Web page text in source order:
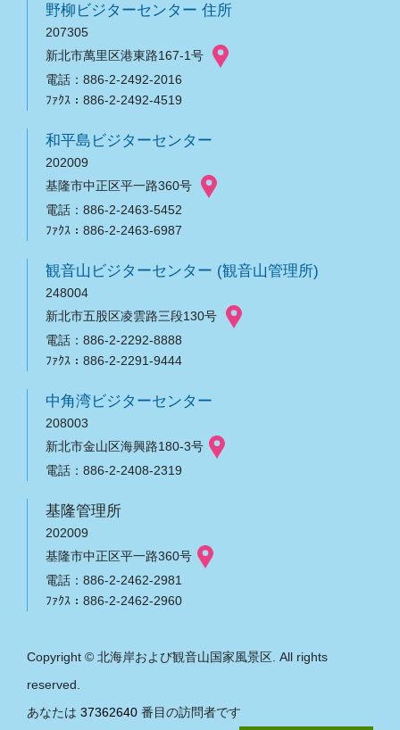
野柳ビジターセンター 住所
207305
新北市萬里区港東路167-1号
電話：886-2-2492-2016
ﾌｧｸｽ：886-2-2492-4519
和平島ビジターセンター
202009
基隆市中正区平一路360号
電話：886-2-2463-5452
ﾌｧｸｽ：886-2-2463-6987
観音山ビジターセンター (観音山管理所)
248004
新北市五股区凌雲路三段130号
電話：886-2-2292-8888
ﾌｧｸｽ：886-2-2291-9444
中角湾ビジターセンター
208003
新北市金山区海興路180-3号
電話：886-2-2408-2319
基隆管理所
202009
基隆市中正区平一路360号
電話：886-2-2462-2981
ﾌｧｸｽ：886-2-2462-2960
Copyright © 北海岸および観音山国家風景区. All rights
reserved.
あなたは 37362640 番目の訪問者です